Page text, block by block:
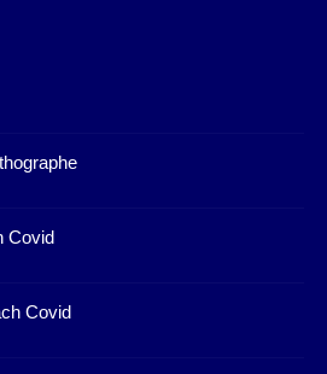
Covid
Covid